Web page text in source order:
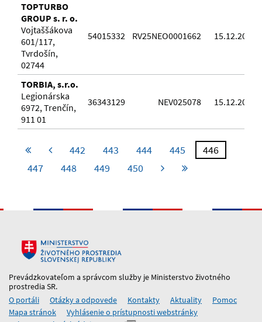
TOPTURBO
GROUP s. r. o.
Vojtaššákova
601/117,
Tvrdošín,
02744
54015332 RV25NEO0001662 15.12.2025
TORBIA, s.r.o.
Legionárska
6972, Trenčín,
911 01
36343129 NEV025078 15.12.2016
442 443 444 445
446
447
448 449 450
Prevádzkovateľom a správcom služby je Ministerstvo životného
prostredia SR.
O portáli
Otázky a odpovede Kontakty Aktuality
Pomoc
Mapa stránok
Vyhlásenie o prístupnosti webstránky